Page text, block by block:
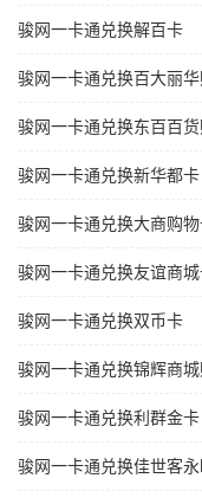
骏网一卡通兑换解百卡
骏网一卡通兑换百大丽
骏网一卡通兑换东百百
骏网一卡通兑换新华都卡
骏网一卡通兑换大商购
骏网一卡通兑换友谊商
骏网一卡通兑换双币卡
骏网一卡通兑换锦辉商
骏网一卡通兑换利群金卡
骏网一卡通兑换佳世客